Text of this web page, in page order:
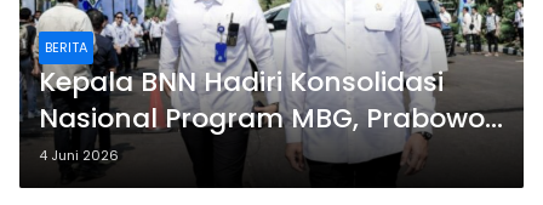
BERITA
Kepala BNN Hadiri Konsolidasi
Nasional Program MBG, Prabowo
Tekankan Pengawasan Ketat
4 Juni 2026